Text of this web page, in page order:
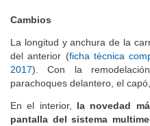
Cambios
La longitud y anchura de la
del anterior (ficha técnica
2017). Con la
parachoques delantero, el
En el interior, la novedad
pantalla del sistema